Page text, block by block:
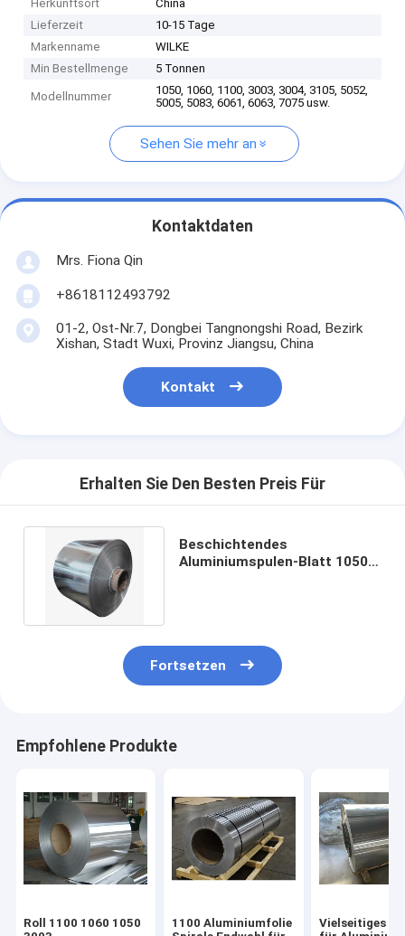
Herkunftsort
China
Lieferzeit
10-15 Tage
Markenname
WILKE
Min Bestellmenge
5 Tonnen
Modellnummer
1050, 1060, 1100, 3003, 3004, 3105, 5052,
5005, 5083, 6061, 6063, 7075 usw.
Sehen Sie mehr an
Kontaktdaten
Mrs. Fiona Qin
+8618112493792
01-2, Ost-Nr.7, Dongbei Tangnongshi Road, Bezirk
Xishan, Stadt Wuxi, Provinz Jiangsu, China
Kontakt
Erhalten Sie Den Besten Preis Für
Beschichtendes
Aluminiumspulen-Blatt 1050
Fortsetzen
Empfohlene Produkte
Roll 1100 1060 1050
1100 Aluminiumfolie
Vielseitiges